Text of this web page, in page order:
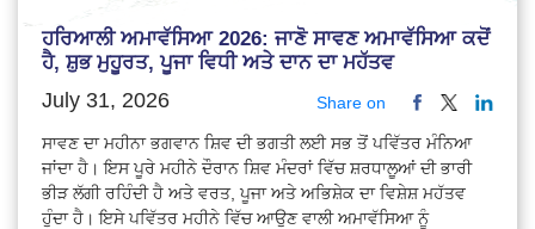
ਹਰਿਆਲੀ ਅਮਾਵੱਸਿਆ 2026: ਜਾਣੋ ਸਾਵਣ ਅਮਾਵੱਸਿਆ ਕਦੋਂ
ਹੈ, ਸ਼ੁਭ ਮੁਹੂਰਤ, ਪੂਜਾ ਵਿਧੀ ਅਤੇ ਦਾਨ ਦਾ ਮਹੱਤਵ
July 31, 2026 Share on
ਸਾਵਣ ਦਾ ਮਹੀਨਾ ਭਗਵਾਨ ਸ਼ਿਵ ਦੀ ਭਗਤੀ ਲਈ ਸਭ ਤੋਂ ਪਵਿੱਤਰ ਮੰਨਿਆ
ਜਾਂਦਾ ਹੈ। ਇਸ ਪੂਰੇ ਮਹੀਨੇ ਦੌਰਾਨ ਸ਼ਿਵ ਮੰਦਰਾਂ ਵਿੱਚ ਸ਼ਰਧਾਲੂਆਂ ਦੀ ਭਾਰੀ
ਭੀੜ ਲੱਗੀ ਰਹਿੰਦੀ ਹੈ ਅਤੇ ਵਰਤ, ਪੂਜਾ ਅਤੇ ਅਭਿਸ਼ੇਕ ਦਾ ਵਿਸ਼ੇਸ਼ ਮਹੱਤਵ
ਹੁੰਦਾ ਹੈ। ਇਸੇ ਪਵਿੱਤਰ ਮਹੀਨੇ ਵਿੱਚ ਆਉਣ ਵਾਲੀ ਅਮਾਵੱਸਿਆ ਨੂੰ